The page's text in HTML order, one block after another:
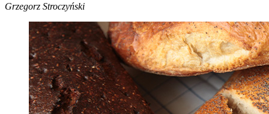
Grzegorz Stroczyński